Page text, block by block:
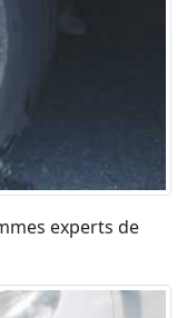
experts de